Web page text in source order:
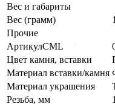
Вес и габариты
Вес (грамм)
Прочие
АртикулCML
Цвет камня, вставки
Материал вставки/камня
Материал украшения
Резьба, мм